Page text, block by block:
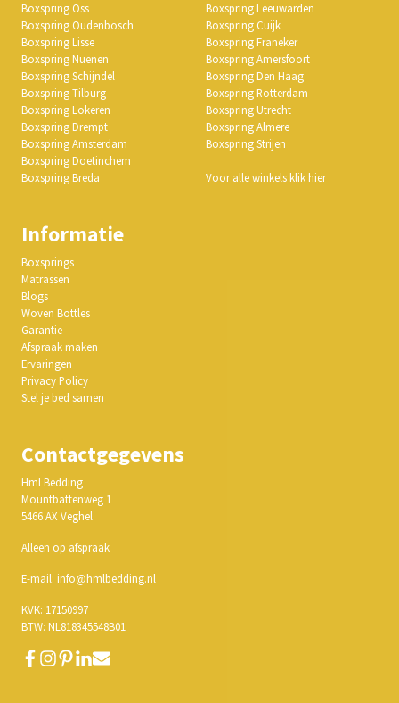
Boxspring Oss
Boxspring Oudenbosch
Boxspring Lisse
Boxspring Nuenen
Boxspring Schijndel
Boxspring Tilburg
Boxspring Lokeren
Boxspring Drempt
Boxspring Amsterdam
Boxspring Doetinchem
Boxspring Breda
Boxspring Leeuwarden
Boxspring Cuijk
Boxspring Franeker
Boxspring Amersfoort
Boxspring Den Haag
Boxspring Rotterdam
Boxspring Utrecht
Boxspring Almere
Boxspring Strijen
Voor alle winkels klik hier
Informatie
Boxsprings
Matrassen
Blogs
Woven Bottles
Garantie
Afspraak maken
Ervaringen
Privacy Policy
Stel je bed samen
Contactgegevens
Hml Bedding
Mountbattenweg 1
5466 AX Veghel
Alleen op afspraak
E-mail: info@hmlbedding.nl
KVK: 17150997
BTW: NL818345548B01